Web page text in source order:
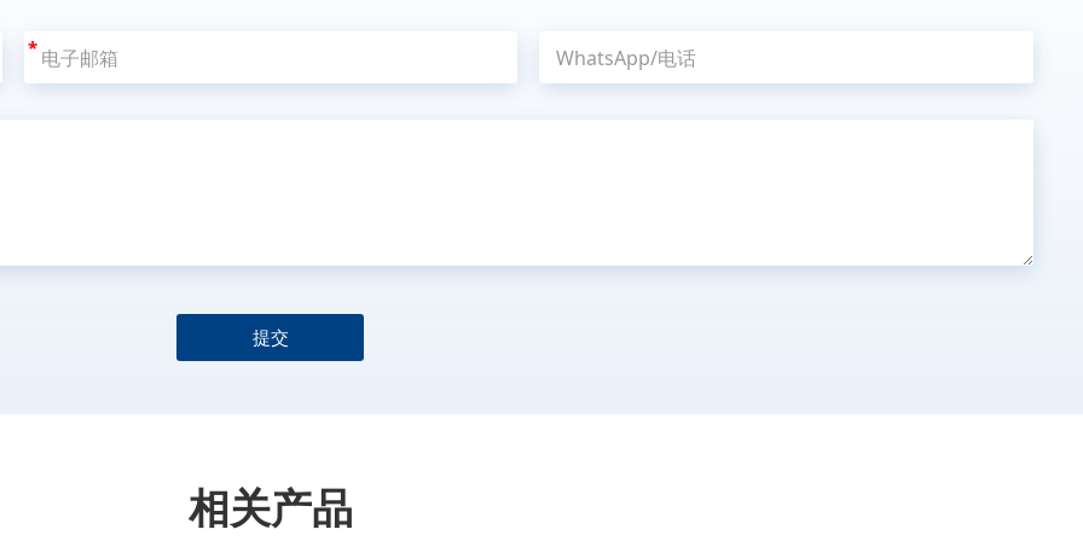
*
提交
相关产品